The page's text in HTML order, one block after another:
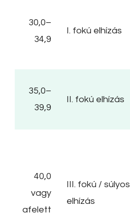
30,0–
34,9
I. fokú elhízás
35,0–
39,9
II. fokú elhízás
40,0
vagy
afelett
III. fokú / súlyos
elhízás